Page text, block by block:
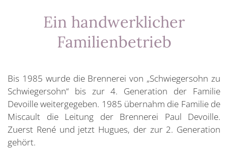
Ein handwerklicher
Familienbetrieb
Bis 1985 wurde die Brennerei von „Schwiegersohn zu
Schwiegersohn“ bis zur 4. Generation der Familie
Devoille weitergegeben. 1985 übernahm die Familie de
Miscault die Leitung der Brennerei Paul Devoille.
Zuerst René und jetzt Hugues, der zur 2. Generation
gehört.